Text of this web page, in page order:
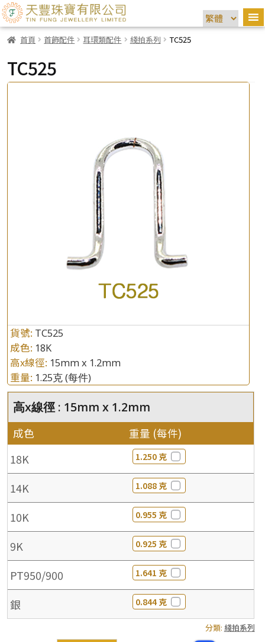
首頁 首飾配件 耳環類配件 綫拍系列 TC525
TC525
貨號: TC525
成色: 18K
高x線徑: 15mm x 1.2mm
重量: 1.25克(每件)
高x線徑 : 15mm x 1.2mm
成色 重量 (每件)
18K 1.250 克
14K 1.088 克
10K 0.955 克
9K 0.925 克
PT950/900 1.641 克
銀 0.844 克
分類: 綫拍系列